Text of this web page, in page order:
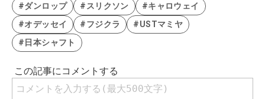
#ダンロップ
#スリクソン
#キャロウェイ
#オデッセイ
#フジクラ
#USTマミヤ
#日本シャフト